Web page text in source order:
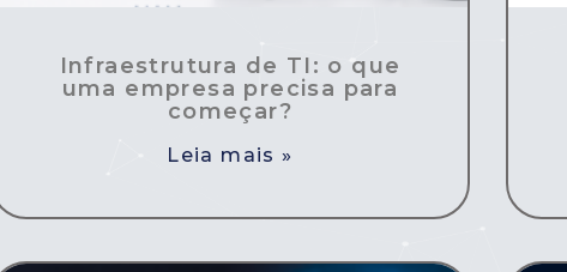
Infraestrutura de TI: o que
uma empresa precisa para
começar?
Leia mais »